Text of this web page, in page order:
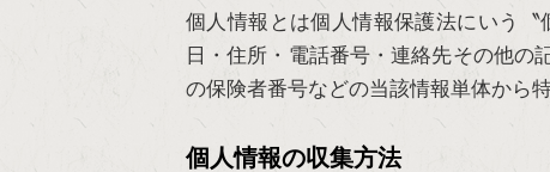
個人情報とは個人情報保護法にいう
日・住所・電話番号・連絡先その他の
の保険者番号などの当該情報単体から
個人情報の収集方法